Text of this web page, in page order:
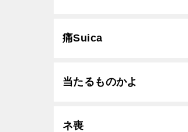
痛Suica
当たるものかよ
ネ喪